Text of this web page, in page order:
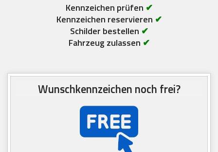
Kennzeichen prüfen ✔
Kennzeichen reservieren ✔
Schilder bestellen ✔
Fahrzeug zulassen ✔
Wunschkennzeichen noch frei?